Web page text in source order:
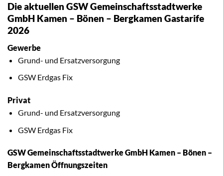
Die aktuellen GSW Gemeinschaftsstadtwerke
GmbH Kamen – Bönen – Bergkamen Gastarife
2026
Gewerbe
Grund- und Ersatzversorgung
GSW Erdgas Fix
Privat
Grund- und Ersatzversorgung
GSW Erdgas Fix
GSW Gemeinschaftsstadtwerke GmbH Kamen – Bönen –
Bergkamen Öffnungszeiten